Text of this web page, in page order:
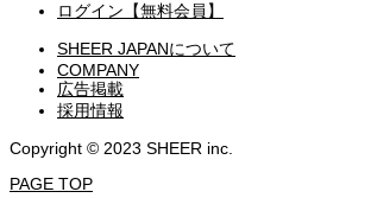
ログイン【無料会員】
SHEER JAPANについて
COMPANY
広告掲載
採用情報
Copyright © 2023 SHEER inc.
PAGE TOP